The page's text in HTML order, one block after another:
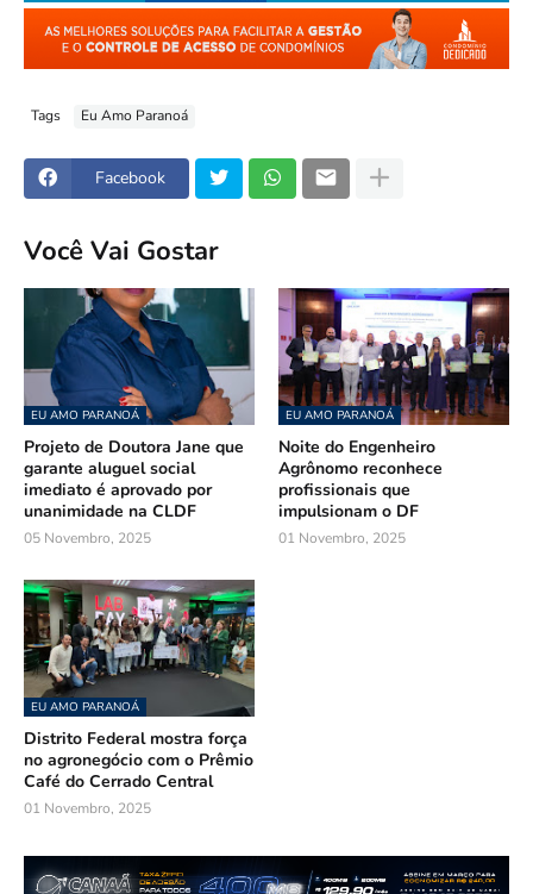
Tags Eu Amo Paranoá
Facebook
Você Vai Gostar
EU AMO PARANOÁ
Projeto de Doutora Jane que
garante aluguel social
imediato é aprovado por
unanimidade na CLDF
05 Novembro, 2025
EU AMO PARANOÁ
Noite do Engenheiro
Agrônomo reconhece
profissionais que
impulsionam o DF
01 Novembro, 2025
EU AMO PARANOÁ
Distrito Federal mostra força
no agronegócio com o Prêmio
Café do Cerrado Central
01 Novembro, 2025